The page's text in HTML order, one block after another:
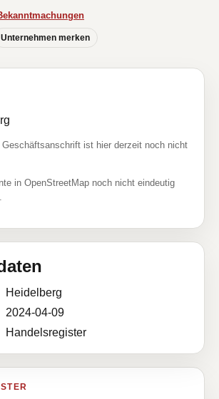
Unternehmen merken
Geschäftsanschrift ist hier derzeit noch nicht
in OpenStreetMap noch nicht eindeutig
Heidelberg
2024-04-09
Handelsregister